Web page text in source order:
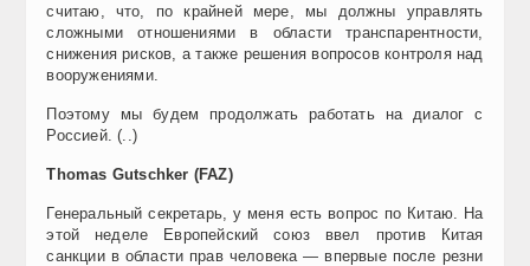
считаю, что, по крайней мере, мы должны управлять
сложными отношениями в области транспарентности,
снижения рисков, а также решения вопросов контроля над
вооружениями.
Поэтому мы будем продолжать работать на диалог с
Россией. (..)
Thomas Gutschker (FAZ)
Генеральный секретарь, у меня есть вопрос по Китаю. На
этой неделе Европейский союз ввел против Китая
санкции в области прав человека — впервые после резни